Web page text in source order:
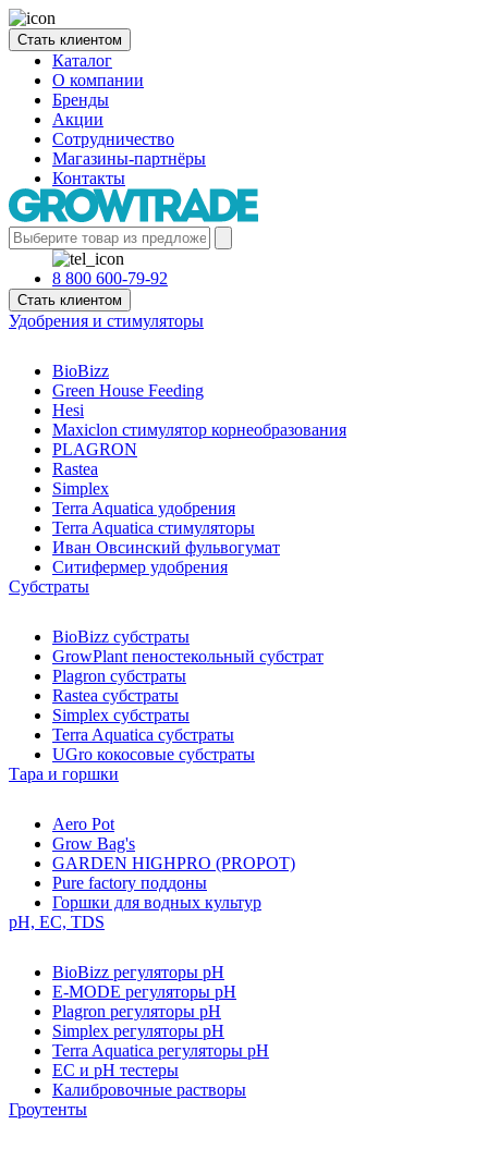
Стать клиентом
Каталог
О компании
Бренды
Акции
Сотрудничество
Магазины-партнёры
Контакты
8 800 600-79-92
Стать клиентом
Удобрения и стимуляторы
BioBizz
Green House Feeding
Hesi
Maxiclon стимулятор корнеобразования
PLAGRON
Rastea
Simplex
Terra Aquatica удобрения
Terra Aquatica стимуляторы
Иван Овсинский фульвогумат
Ситифермер удобрения
Субстраты
BioBizz cубстраты
GrowPlant пеностекольный субстрат
Plagron cубстраты
Rastea cубстраты
Simplex cубстраты
Terra Aquatica cубстраты
UGro кокосовые субстраты
Тара и горшки
Aero Pot
Grow Bag's
GARDEN HIGHPRO (PROPOT)
Pure factory поддоны
Горшки для водных культур
pH, EC, TDS
BioBizz регуляторы pH
E-MODE регуляторы pH
Plagron регуляторы pH
Simplex регуляторы pH
Terra Aquatica регуляторы pH
EC и pH тестеры
Калибровочные растворы
Гроутенты